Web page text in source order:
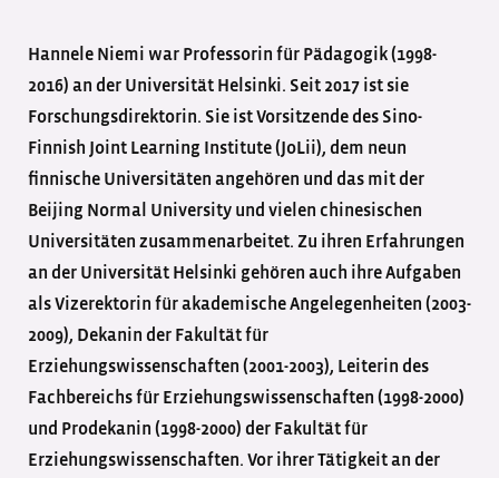
Hannele Niemi war Professorin für Pädagogik (1998-
2016) an der Universität Helsinki. Seit 2017 ist sie
Forschungsdirektorin. Sie ist Vorsitzende des Sino-
Finnish Joint Learning Institute (JoLii), dem neun
finnische Universitäten angehören und das mit der
Beijing Normal University und vielen chinesischen
Universitäten zusammenarbeitet. Zu ihren Erfahrungen
an der Universität Helsinki gehören auch ihre Aufgaben
als Vizerektorin für akademische Angelegenheiten (2003-
2009), Dekanin der Fakultät für
Erziehungswissenschaften (2001-2003), Leiterin des
Fachbereichs für Erziehungswissenschaften (1998-2000)
und Prodekanin (1998-2000) der Fakultät für
Erziehungswissenschaften. Vor ihrer Tätigkeit an der